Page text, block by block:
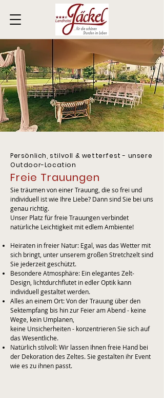
Persönlich, stilvoll & wetterfest - unsere
Outdoor-Location
Freie Trauungen
Sie träumen von einer Trauung, die so frei und
individuell ist wie Ihre Liebe? Dann sind Sie bei uns
genau richtig.
Unser Platz für freie Trauungen verbindet
natürliche Leichtigkeit mit edlem Ambiente!
Heiraten in freier Natur: Egal, was das Wetter mit
sich bringt, unter unserem großen Stretchzelt sind
Sie jederzeit geschützt.
Besondere Atmosphäre: Ein elegantes Zelt-
Design, lichtdurchflutet in edler Optik kann
individuell gestaltet werden.
Alles an einem Ort: Von der Trauung über den
Sektempfang bis hin zur Feier am Abend - keine
Wege, kein Umplanen,
keine Unsicherheiten - konzentrieren Sie sich auf
das Wesentliche.
Natürlich stilvoll: Wir lassen Ihnen freie Hand bei
der Dekoration des Zeltes. Sie gestalten ihr Event
wie es zu ihnen passt.